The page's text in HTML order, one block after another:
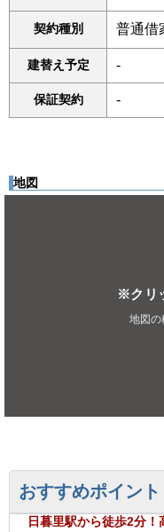
契約種別 普通借
建替え予定 -
保証契約 -
地図
※クリ
地図の
おすすめポイント
日暮里駅から徒歩2分！